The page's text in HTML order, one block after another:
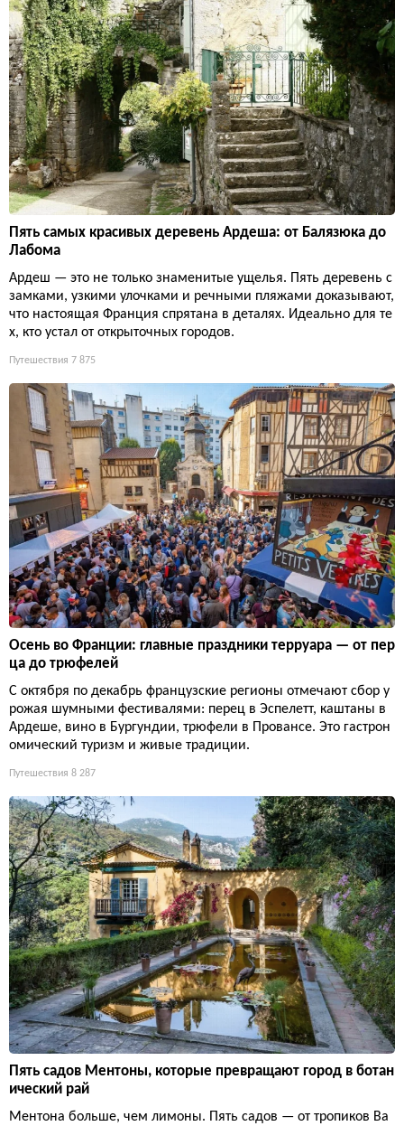
Пять самых красивых деревень Ардеша: от Балязюка до
Лабома
Ардеш — это не только знаменитые ущелья. Пять деревень с
замками, узкими улочками и речными пляжами доказывают,
что настоящая Франция спрятана в деталях. Идеально для те
х, кто устал от открыточных городов.
Путешествия 7 875
Осень во Франции: главные праздники терруара — от пер
ца до трюфелей
С октября по декабрь французские регионы отмечают сбор у
рожая шумными фестивалями: перец в Эспелетт, каштаны в
Ардеше, вино в Бургундии, трюфели в Провансе. Это гастрон
омический туризм и живые традиции.
Путешествия 8 287
Пять садов Ментоны, которые превращают город в ботан
ический рай
Ментона больше, чем лимоны. Пять садов — от тропиков Ва